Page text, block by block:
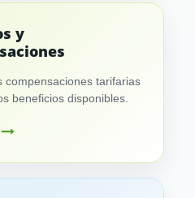
y
compensaciones tarifarias
beneficios disponibles.